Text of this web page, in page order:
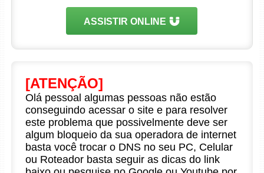
ASSISTIR ONLINE
[ATENÇÃO]
Olá pessoal algumas pessoas não estão
conseguindo acessar o site e para resolver
este problema que possivelmente deve ser
algum bloqueio da sua operadora de internet
basta você trocar o DNS no seu PC, Celular
ou Roteador basta seguir as dicas do link